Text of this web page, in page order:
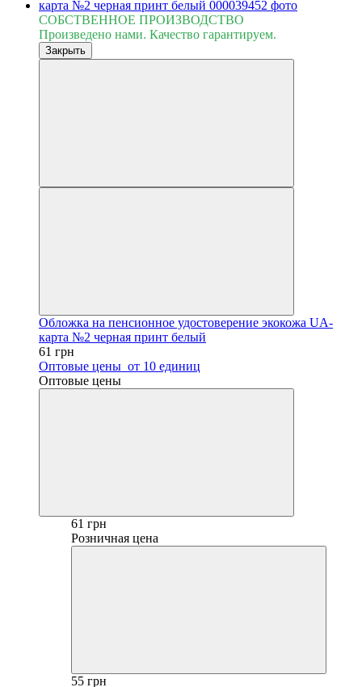
СОБСТВЕННОЕ ПРОИЗВОДСТВО
Произведено нами. Качество гарантируем.
Закрыть
Обложка на пенсионное удостоверение экокожа UA-
карта №2 черная принт белый
61 грн
Оптовые цены от 10 единиц
Оптовые цены
61 грн
Розничная цена
55 грн